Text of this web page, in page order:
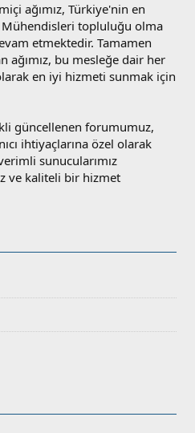
ağımız, Türkiye'nin en
Mühendisleri topluluğu olma
etmektedir. Tamamen
ağımız, bu mesleğe dair her
en iyi hizmeti sunmak için
güncellenen forumumuz,
ihtiyaçlarına özel olarak
sunucularımız
ve kaliteli bir hizmet